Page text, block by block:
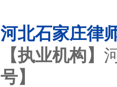
河北石家庄律
【执业机构】
号】